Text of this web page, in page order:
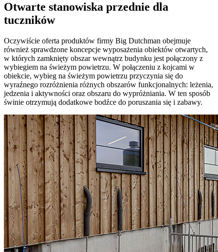
Otwarte stanowiska przednie dla
tuczników
Oczywiście oferta produktów firmy Big Dutchman obejmuje
również sprawdzone koncepcje wyposażenia obiektów otwartych,
w których zamknięty obszar wewnątrz budynku jest połączony z
wybiegiem na świeżym powietrzu. W połączeniu z kojcami w
obiekcie, wybieg na świeżym powietrzu przyczynia się do
wyraźnego rozróżnienia różnych obszarów funkcjonalnych: leżenia,
jedzenia i aktywności oraz obszaru do wypróżniania. W ten sposób
świnie otrzymują dodatkowe bodźce do poruszania się i zabawy.